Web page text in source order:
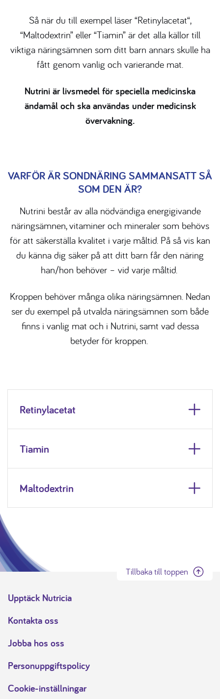
Så när du till exempel läser “Retinylacetat“,
“Maltodextrin” eller “Tiamin” är det alla källor till
viktiga näringsämnen som ditt barn annars skulle ha
fått genom vanlig och varierande mat.
​​​Nutrini är livsmedel för speciella medicinska
ändamål och ska användas under medicinsk
övervakning.
VARFÖR ÄR SONDNÄRING SAMMANSATT SÅ
SOM DEN ÄR?
Nutrini består av alla nödvändiga energigivande
näringsämnen, vitaminer och mineraler som behövs
för att säkerställa kvalitet i varje måltid. På så vis kan
du känna dig säker på att ditt barn får den näring
han/hon behöver – vid varje måltid. ​
Kroppen behöver många olika näringsämnen. Nedan
ser du exempel på utvalda näringsämnen som både
finns i vanlig mat och i Nutrini, samt vad dessa
betyder för kroppen. ​
Retinylacetat
Tiamin
Maltodextrin
Tillbaka till toppen
Upptäck Nutricia
Kontakta oss
Jobba hos oss
Personuppgiftspolicy
Cookie-inställningar